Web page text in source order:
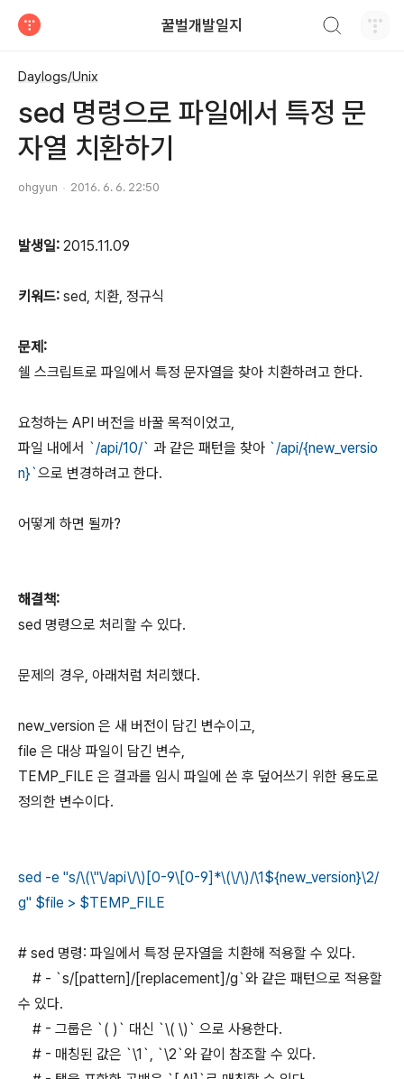
꿀벌개발일지
Daylogs/Unix
sed 명령으로 파일에서 특정 문
자열 치환하기
ohgyun 2016. 6. 6. 22:50
발생일: 2015.11.09
키워드: sed, 치환, 정규식
문제:
쉘 스크립트로 파일에서 특정 문자열을 찾아 치환하려고 한다.
요청하는 API 버전을 바꿀 목적이었고,
파일 내에서 `/api/10/` 과 같은 패턴을 찾아 `/api/{new_versio
n}`으로 변경하려고 한다.
어떻게 하면 될까?
해결책:
sed 명령으로 처리할 수 있다.
문제의 경우, 아래처럼 처리했다.
new_version 은 새 버전이 담긴 변수이고,
file 은 대상 파일이 담긴 변수,
TEMP_FILE 은 결과를 임시 파일에 쓴 후 덮어쓰기 위한 용도로
정의한 변수이다.
sed -e "s/\(\"\/api\/\)[0-9\[0-9]*\(\/\)/\1${new_version}\2/
g" $file > $TEMP_FILE
# sed 명령: 파일에서 특정 문자열을 치환해 적용할 수 있다.
# - `s/[pattern]/[replacement]/g`와 같은 패턴으로 적용할
수 있다.
# - 그룹은 `( )` 대신 `\( \)` 으로 사용한다.
# - 매칭된 값은 `\1`, `\2`와 같이 참조할 수 있다.